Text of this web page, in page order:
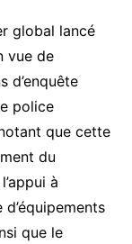
global lancé
vue de
d’enquête
police
que cette
du
à
que le